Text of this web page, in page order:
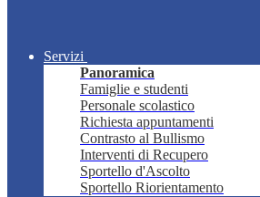
Servizi
Panoramica
Famiglie e studenti
Personale scolastico
Richiesta appuntamenti
Contrasto al Bullismo
Interventi di Recupero
Sportello d'Ascolto
Sportello Riorientamento